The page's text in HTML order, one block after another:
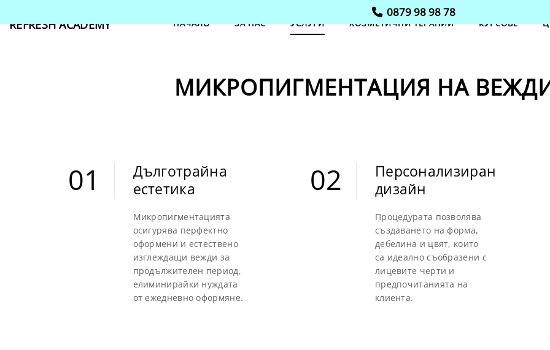
0879 98 98 78
REFRESH ACADEMY
НАЧАЛО ЗА НАС УСЛУГИ КОЗМЕТИЧНИ ТЕРАПИИ КУРСОВЕ
МИКРОПИГМЕНТАЦИЯ НА
01
Дълготрайна
естетика
Микропигментацията
осигурява перфектно
оформени и естествено
изглеждащи вежди за
продължителен период,
елиминирайки нуждата
от ежедневно оформяне.
02
Персонализиран
дизайн
Процедурата позволява
създаването на форма,
дебелина и цвят, които
са идеално съобразени с
лицевите черти и
предпочитанията на
клиента.